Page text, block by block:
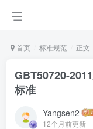
首页 标准规范 正文
GBT50720-
标准
Yangsen2
12个月前更新